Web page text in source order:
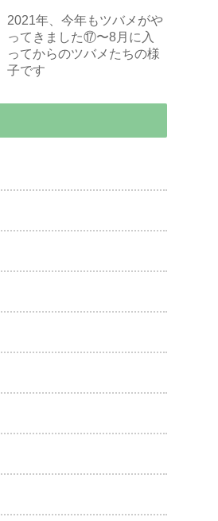
2021年、今年もツバメがや
ってきました⑰〜8月に入
ってからのツバメたちの様
子です